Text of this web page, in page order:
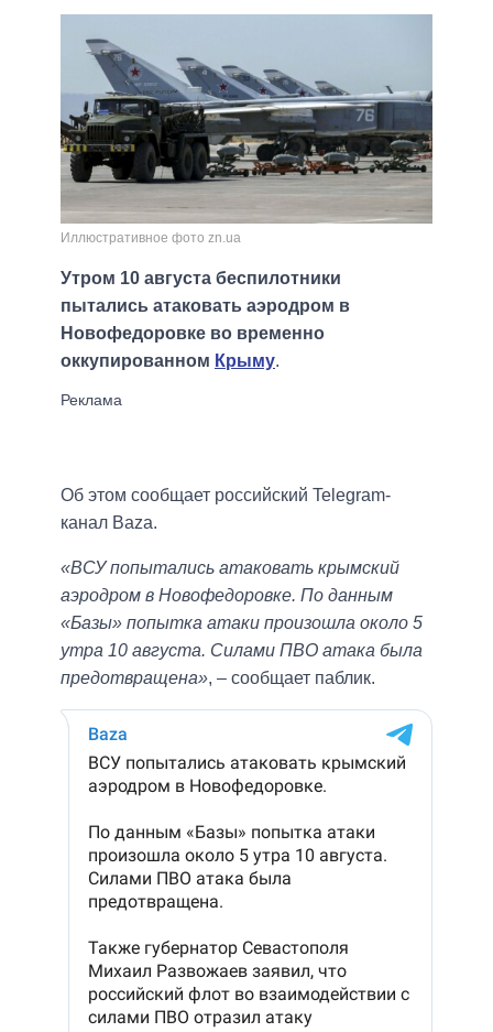
Иллюстративное фото zn.ua
Утром 10 августа беспилотники
пытались атаковать аэродром в
Новофедоровке во временно
оккупированном Крыму.
Об этом сообщает российский Telegram-
канал Baza.
«ВСУ попытались атаковать крымский
аэродром в Новофедоровке. По данным
«Базы» попытка атаки произошла около 5
утра 10 августа. Силами ПВО атака была
предотвращена», – сообщает паблик.